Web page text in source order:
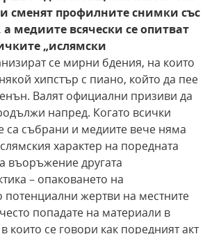
сменят профилните снимки със
а медиите всячески се опитват
„ислямски
се мирни бдения, на които
хипстър с пиано, който да пее
Валят официални призиви да
напред. Когато всички
са събрани и медиите вече няма
характер на поредната
въоръжение другата
– опаковането на
жертви на местните
попадате на материали в
които се говори как поредният акт